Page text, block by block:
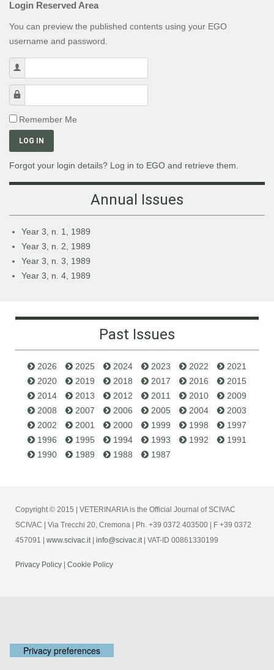
Login Reserved Area
You can preview the published contents using your EGO
username and password.
Remember Me
LOG IN
Forgot your login details? Log in to EGO and retrieve them.
Annual Issues
Year 3, n. 1, 1989
Year 3, n. 2, 1989
Year 3, n. 3, 1989
Year 3, n. 4, 1989
Past Issues
2026 2025 2024 2023 2022
2021
2020
2019 2018 2017 2016
2015
2014
2013 2012 2011 2010
2009
2008
2007 2006 2005 2004
2003
2002
2001 2000 1999 1998
1997
1996
1995 1994 1993 1992
1991
1990
1989 1988 1987
Copyright © 2015 | VETERINARIA is the Official Journal of SCIVAC
SCIVAC | Via Trecchi 20, Cremona | Ph. +39 0372 403500 | F +39 0372
457091 | www.scivac.it | info@scivac.it | VAT-ID 00861330199
Privacy Policy | Cookie Policy